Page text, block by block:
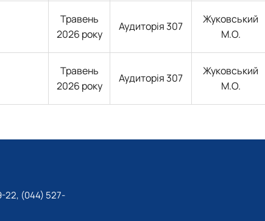
Травень
2026 року
Аудиторія 307
Жуковський
М.О.
Травень
2026 року
Аудиторія 307
Жуковський
М.О.
22, (044) 527-